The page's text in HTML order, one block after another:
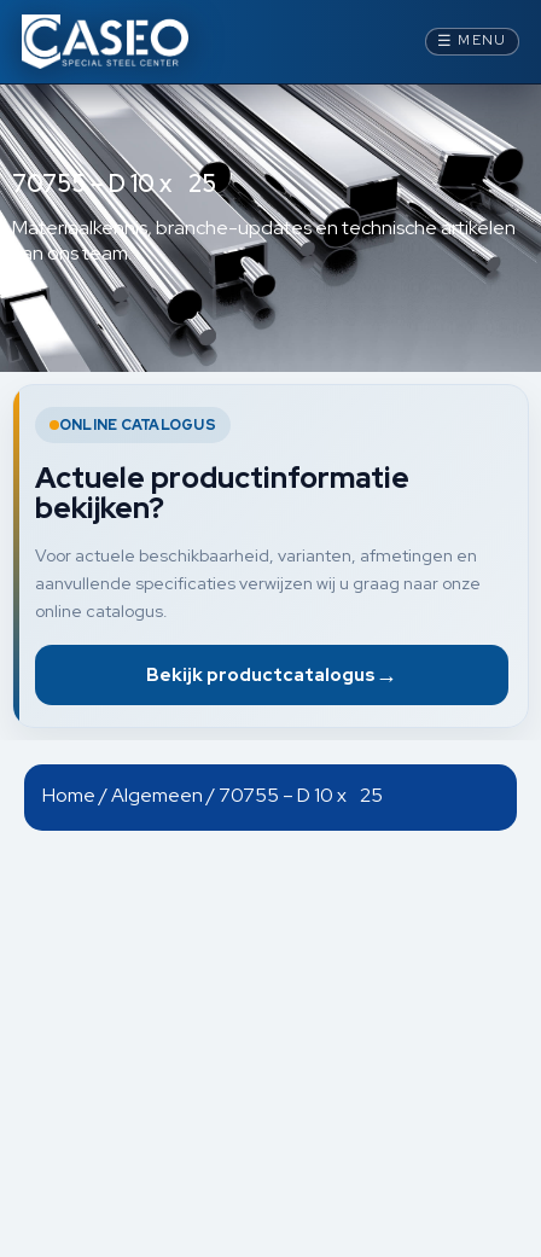
☰ MENU
70755 – D 10 x 25
Materiaalkennis, branche-updates en technische artikelen
van ons team.
ONLINE CATALOGUS
Actuele productinformatie
bekijken?
Voor actuele beschikbaarheid, varianten, afmetingen en
aanvullende specificaties verwijzen wij u graag naar onze
online catalogus.
Bekijk productcatalogus →
Home/Algemeen/ 70755 – D 10 x 25